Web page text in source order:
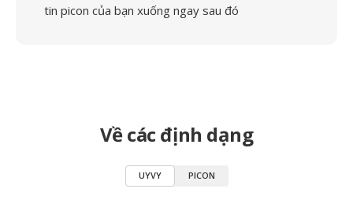
tin picon của bạn xuống ngay sau đó
Về các định dạng
UYVY PICON